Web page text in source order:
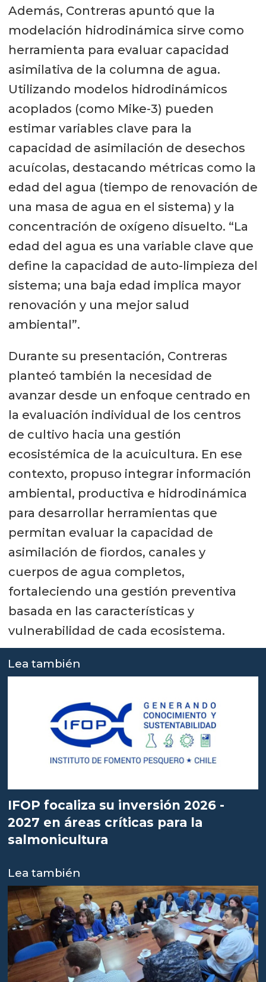
Además, Contreras apuntó que la
modelación hidrodinámica sirve como
herramienta para evaluar capacidad
asimilativa de la columna de agua.
Utilizando modelos hidrodinámicos
acoplados (como Mike-3) pueden
estimar variables clave para la
capacidad de asimilación de desechos
acuícolas, destacando métricas como la
edad del agua (tiempo de renovación de
una masa de agua en el sistema) y la
concentración de oxígeno disuelto. “La
edad del agua es una variable clave que
define la capacidad de auto-limpieza del
sistema; una baja edad implica mayor
renovación y una mejor salud
ambiental”.
Durante su presentación, Contreras
planteó también la necesidad de
avanzar desde un enfoque centrado en
la evaluación individual de los centros
de cultivo hacia una gestión
ecosistémica de la acuicultura. En ese
contexto, propuso integrar información
ambiental, productiva e hidrodinámica
para desarrollar herramientas que
permitan evaluar la capacidad de
asimilación de fiordos, canales y
cuerpos de agua completos,
fortaleciendo una gestión preventiva
basada en las características y
vulnerabilidad de cada ecosistema.
Lea también
IFOP focaliza su inversión 2026 -
2027 en áreas críticas para la
salmonicultura
Lea también